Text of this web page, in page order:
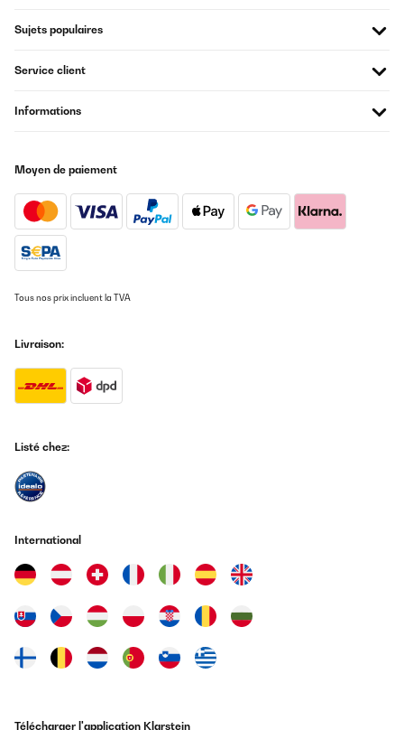
Sujets populaires
Service client
Informations
Moyen de paiement
Tous nos prix incluent la TVA
Livraison:
Listé chez:
International
Télécharger l'application Klarstein